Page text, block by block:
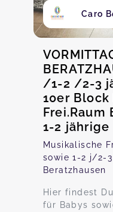
Caro
/1-2 /2-3
10er Block
Frei.Raum
1-2 jährige
Musikalische
sowie 1-2 j/2-3
Beratzhausen
Hier findest
für Babys